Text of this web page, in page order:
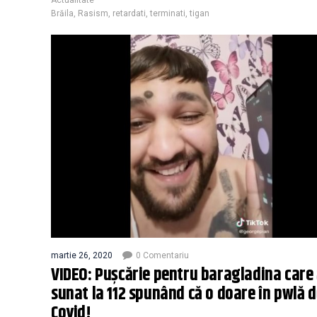
Brăila Rasism retardati ,terminati ,tigan
martie 26, 2020 0 Comentariu
VIDEO: Pușcărie pentru baragladina
sunat la 112 spunând că o doare în pwlă